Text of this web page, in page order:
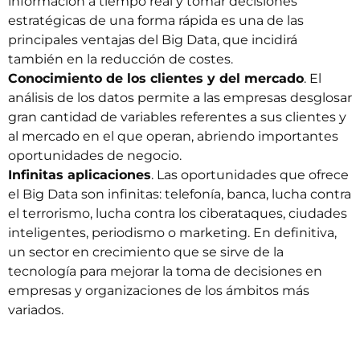
estratégicas de una forma rápida es una de las
principales ventajas del Big Data, que incidirá
también en la reducción de costes.
Conocimiento de los clientes y del mercado. El
análisis de los datos permite a las empresas desglosar
gran cantidad de variables referentes a sus clientes y
al mercado en el que operan, abriendo importantes
oportunidades de negocio.
Infinitas aplicaciones. Las oportunidades que ofrece
el Big Data son infinitas: telefonía, banca, lucha contra
el terrorismo, lucha contra los ciberataques, ciudades
inteligentes, periodismo o marketing. En definitiva,
un sector en crecimiento que se sirve de la
tecnología para mejorar la toma de decisiones en
empresas y organizaciones de los ámbitos más
variados.